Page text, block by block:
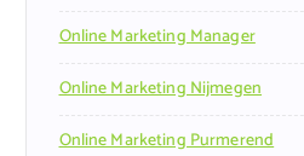
Online Marketing Manager
Online Marketing Nijmegen
Online Marketing Purmerend